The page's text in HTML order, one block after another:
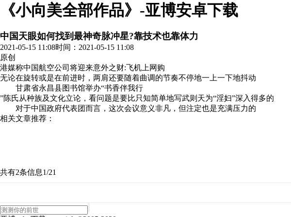
《小向美全部作品》-亚博安卓下载
中国天眼如何找到最神奇脉冲星?靠技术也靠体力
2021-05-15 11:08时间：2021-05-15 11:08
原创
港媒称中国航空公司将迎来意外之财:飞机上网购
无论在旋转或是在前进时，两肩还要随着曲调的节奏不停地一上一下地抖动
甘肃省永昌县图书馆举办“书香伴我行
”陈氏从种族及文化立论，看问题是要比只知简单地写武则天为“淫妇”深入得多的
对于中国政府代表团而言，这次会议意义非凡，但注定也是充满压力的
相关文章推荐：
共有2条信息1/21